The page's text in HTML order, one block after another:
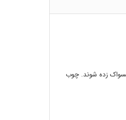
مسواک زده شوند. چوب